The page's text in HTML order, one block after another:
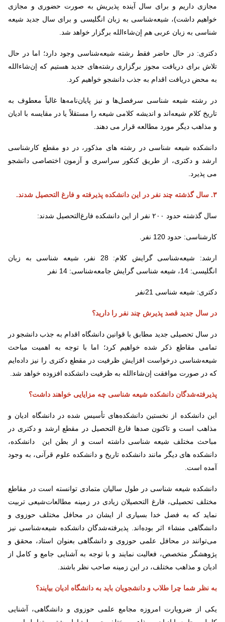
مجازی داریم و برای سال آینده پذیریش به صورت حضوری و مجازی
خواهیم داشت)، شیعه‌شناسی به زبان انگلیسی و برای سال جدید شیعه
شناسی به زبان عربی هم إن‌شاء‌الله برگزار خواهد شد.
دکتری: در حال حاضر فقط رشته شیعه‌شناسی وجود دارد؛ اما در حال
تلاش برای دریافت مجوز برگزاری رشته‌های جدید هستیم که إن‌شاء‌الله
به محض دریافت اقدام به جذب دانشجو خواهیم کرد.
در رشته شیعه شناسی سرفصل‌ها و نیز پایان‌نامه‌ها غالباً معطوف به
تاریخ کلام شیعه‌اند و اندیشه کلامی شیعه را مستقلاً یا در مقایسه با ادیان
و مذاهب دیگر مورد مطالعه قرار می دهند.
دانشکده شیعه شناسی در رشته های مذکور، در دو مقطع کارشناسی
ارشد و دکتری، از طریق کنکور سراسری و آزمون اختصاصی دانشجو
می پذیرد.
۳. سال گذشته چند نفر در این دانشکده پذیرفته و فارغ التحصیل شدند.
سال گذشته حدود ۲۰۰ نفر از این دانشکده فارغ‌التحصیل شدند:
کارشناسی: حدود 120 نفر.
ارشد: شیعه‌شناسی گرایش کلام: 28 نفر، شیعه شناسی به زبان
انگلیسی: 14، شیعه شناسی گرایش جامعه‌شناسی: 14 نفر
دکتری: شیعه شناسی 21نفر
در سال جدید قصد پذیرش چند نفر را دارید؟
در سال تحصیلی جدید مطابق با قوانین دانشگاه اقدام به جذب دانشجو در
تمامی مقاطع ذکر شده خواهیم کرد؛ اما با توجه به اهمیت مباحث
شیعه‌شناسی درخواست افزایش ظرفیت در مقطع دکتری را نیز داده‌ایم
که در صورت موافقت إن‌شاء‌الله به ظرفیت دانشکده افزوده خواهد شد.
پذیرفته‌شدگان دانشکده شیعه شناسی چه مزایایی خواهند داشت؟
این دانشکده از نخستین دانشکده‌های تأسیس شده در دانشگاه ادیان و
مذاهب است و تاکنون صدها فارغ التحصیل در مقطع ارشد و دکتری در
مباحث مختلف شیعه شناسی داشته است و از بطن این دانشکده،
دانشکده های دیگر مانند دانشکده تاریخ و دانشکده علوم قرآنی، به وجود
آمده است.
دانشکده شیعه شناسی در طول سالیان متمادی توانسته است در مقاطع
مختلف تحصیلی، فارغ التحصیلان زیادی در زمینه مطالعات‌شیعی تربیت
نماید که به فضل خدا بسیاری از ایشان در محافل مختلف حوزوی و
دانشگاهی منشاء اثر بوده‌اند. پذیرفته‌شدگان دانشکده شیعه‌شناسی نیز
می‌توانند در محافل علمی حوزوی و دانشگاهی بعنوان استاد، محقق و
پژوهشگر متخصص، فعالیت نمایند و با توجه به آشنایی جامع و کامل از
ادیان و مذاهب مختلف، در این زمینه صاحب نظر باشند.
به نظر شما چرا طلاب و دانشجویان باید به دانشگاه ادیان بیایند؟
یکی از ضرویارت امروزه مجامع علمی حوزوی و دانشگاهی، آشنایی